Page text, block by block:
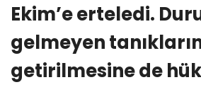
Ekim’e erteledi.
gelmeyen
getirilmesine de